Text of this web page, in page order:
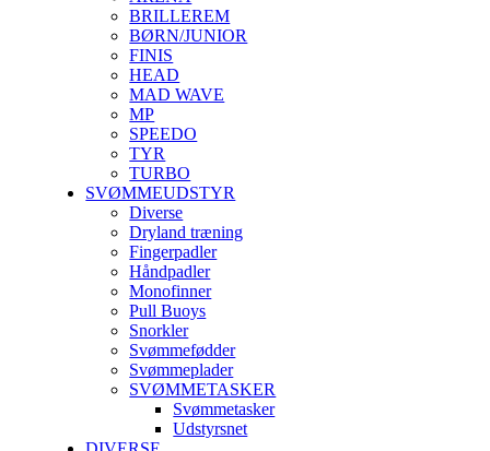
BRILLEREM
BØRN/JUNIOR
FINIS
HEAD
MAD WAVE
MP
SPEEDO
TYR
TURBO
SVØMMEUDSTYR
Diverse
Dryland træning
Fingerpadler
Håndpadler
Monofinner
Pull Buoys
Snorkler
Svømmefødder
Svømmeplader
SVØMMETASKER
Svømmetasker
Udstyrsnet